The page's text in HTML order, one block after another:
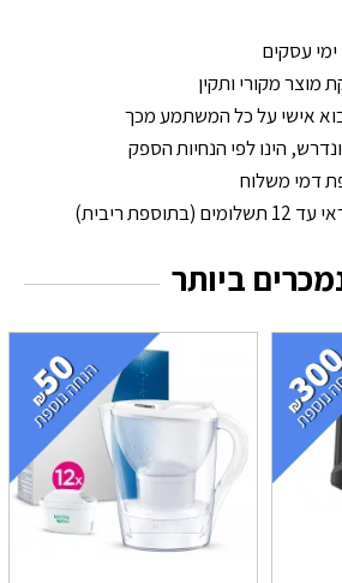
מוצר מקורי ותקין
אישי על כל המשתמע מכך
הינו לפי הנחיות הספק
דמי משלוח
ריבית)
ביותר